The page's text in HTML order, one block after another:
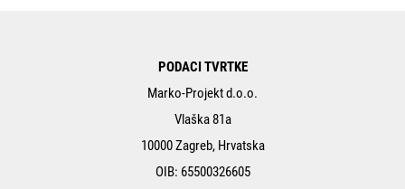
PODACI TVRTKE
Marko-Projekt d.o.o.
Vlaška 81a
10000 Zagreb, Hrvatska
OIB: 65500326605